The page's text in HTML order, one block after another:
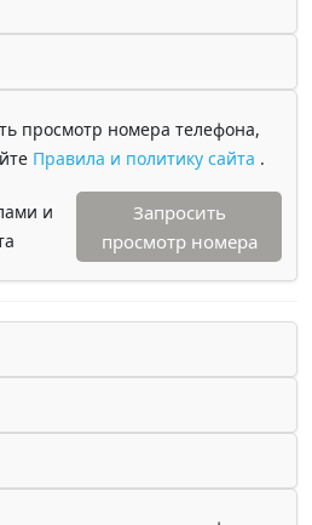
просмотр номера телефона,
Правила и политику сайта .
и
Запросить
просмотр номера